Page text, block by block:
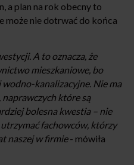
a plan na rok obecny to
może nie dotrwać do końca
A to oznacza, że
mieszkaniowe, bo
kanalizacyjne. Nie ma
które są
bolesna kwestia – nie
fachowców, którzy
naszej w firmie- mówiła